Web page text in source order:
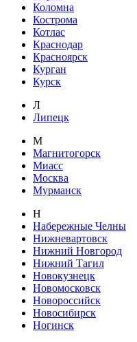
Коломна
Кострома
Котлас
Краснодар
Красноярск
Курган
Курск
Л
Липецк
М
Магнитогорск
Миасс
Москва
Мурманск
Н
Набережные Челны
Нижневартовск
Нижний Новгород
Нижний Тагил
Новокузнецк
Новомосковск
Новороссийск
Новосибирск
Ногинск